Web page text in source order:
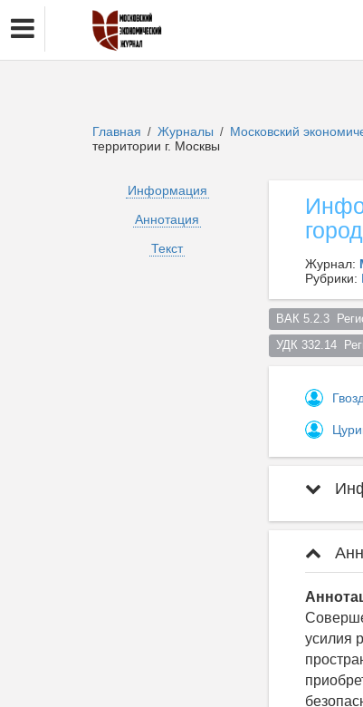
Главная / Журналы / Московский
территории г. Москвы
Информация
Аннотация
Текст
Журнал:
Рубрики:
ВАК 5.2.3
УДК 332.14
усилия